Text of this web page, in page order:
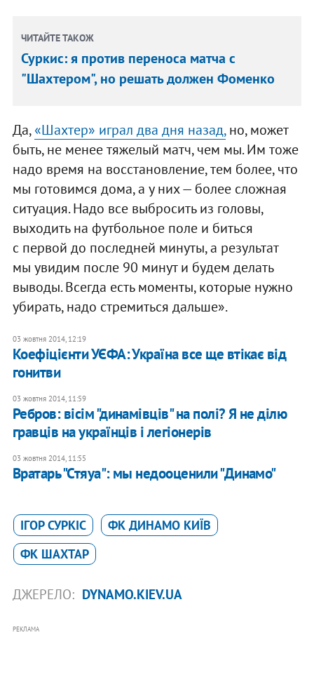
ЧИТАЙТЕ ТАКОЖ
Суркис: я против переноса матча с
"Шахтером", но решать должен Фоменко
Да,«Шахтер» играл два дня назад,но, может
быть, не менее тяжелый матч, чем мы. Им тоже
надо время на восстановление, тем более, что
мы готовимся дома, а у них — более сложная
ситуация. Надо все выбросить из головы,
выходить на футбольное поле и биться
с первой до последней минуты, а результат
мы увидим после 90 минут и будем делать
выводы. Всегда есть моменты, которые нужно
убирать, надо стремиться дальше».
03 жовтня 2014, 12:19
Коефіцієнти УЄФА: Україна все ще втікає від
гонитви
03 жовтня 2014, 11:59
Ребров: вісім "динамівців" на полі? Я не ділю
гравців на українців і легіонерів
03 жовтня 2014, 11:55
Вратарь "Стяуа": мы недооценили "Динамо"
ІГОР СУРКІС
ФК ДИНАМО КИЇВ
ФК ШАХТАР
ДЖЕРЕЛО: DYNAMO.KIEV.UA
РЕКЛАМА